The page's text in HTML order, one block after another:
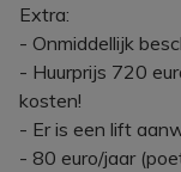
Extra:
- Onmiddellijk
- Huurprijs 720
kosten!
- Er is een lift
- 80 euro/jaar